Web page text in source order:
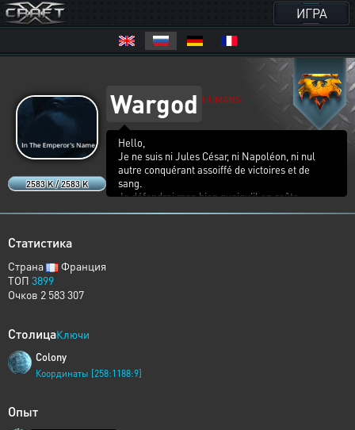
ИГРА
2583 K / 2583 K
Wargod HUMANS
Hello,
Je ne suis ni Jules César, ni Napoléon, ni nul
autre conquérant assoiffé de victoires et de
sang.
Je défendrai mon bien quoiqu'il en coûte.
Je suis Wargod le téméraire, sans peur et sans
Статистика
Страна
Франция
ТОП 3899
Очков 2 583 307
СтолицаКлючи
Colony
Координаты [258:1188:9]
Опыт